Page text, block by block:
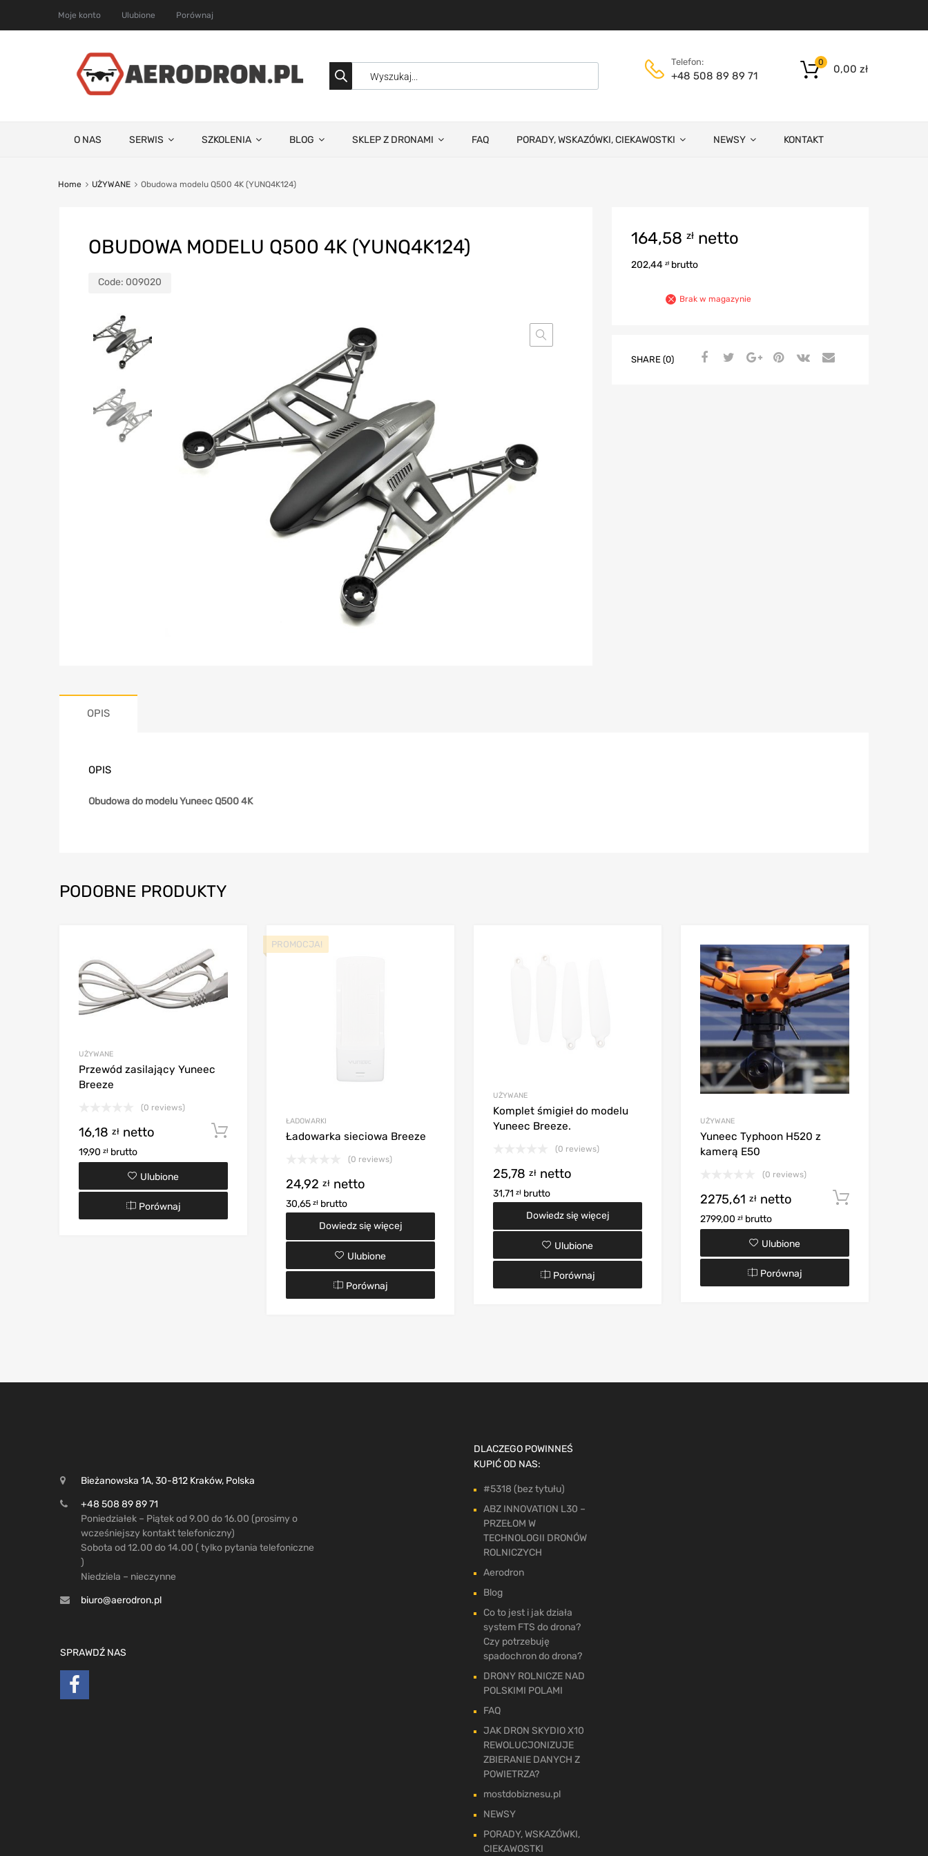
Moje konto Ulubione Porównaj
Telefon:
+48 508 89 89 71
0,00 zł
0
O NAS SERWIS SZKOLENIA BLOG SKLEP Z DRONAMI FAQ PORADY, WSKAZÓWKI, CIEKAWOSTKI NEWSY KONTAKT
Home UŻYWANE Obudowa modelu Q500 4K (YUNQ4K124)
OBUDOWA MODELU Q500 4K (YUNQ4K124)
Code: 009020
164,58 zł netto
202,44 zł brutto
Brak w magazynie
SHARE (0)
OPIS
OPIS
Obudowa do modelu Yuneec Q500 4K
PODOBNE PRODUKTY
UŻYWANE
Przewód zasilający Yuneec
Breeze
(0 reviews)
16,18 zł netto
19,90 zł brutto
Dodaj do koszyka
Ulubione
Porównaj
PROMOCJA!
ŁADOWARKI
Ładowarka sieciowa Breeze
(0 reviews)
24,92 zł netto
30,65 zł brutto
Dowiedz się więcej
Ulubione
Porównaj
UŻYWANE
Komplet śmigieł do modelu
Yuneec Breeze.
(0 reviews)
25,78 zł netto
31,71 zł brutto
Dowiedz się więcej
Ulubione
Porównaj
UŻYWANE
Yuneec Typhoon H520 z
kamerą E50
(0 reviews)
2275,61 zł netto
2799,00 zł brutto
Ulubione
Porównaj
Bieżanowska 1A, 30-812 Kraków, Polska
+48 508 89 89 71
Poniedziałek – Piątek od 9.00 do 16.00 (prosimy o
wcześniejszy kontakt telefoniczny)
Sobota od 12.00 do 14.00 ( tylko pytania telefoniczne
)
Niedziela – nieczynne
biuro@aerodron.pl
SPRAWDŹ NAS
DLACZEGO POWINNEŚ
KUPIĆ OD NAS:
#5318 (bez tytułu)
ABZ INNOVATION L30 –
PRZEŁOM W
TECHNOLOGII DRONÓW
ROLNICZYCH
Aerodron
Blog
Co to jest i jak działa
system FTS do drona?
Czy potrzebuję
spadochron do drona?
DRONY ROLNICZE NAD
POLSKIMI POLAMI
FAQ
JAK DRON SKYDIO X10
REWOLUCJONIZUJE
ZBIERANIE DANYCH Z
POWIETRZA?
mostdobiznesu.pl
NEWSY
PORADY, WSKAZÓWKI,
CIEKAWOSTKI